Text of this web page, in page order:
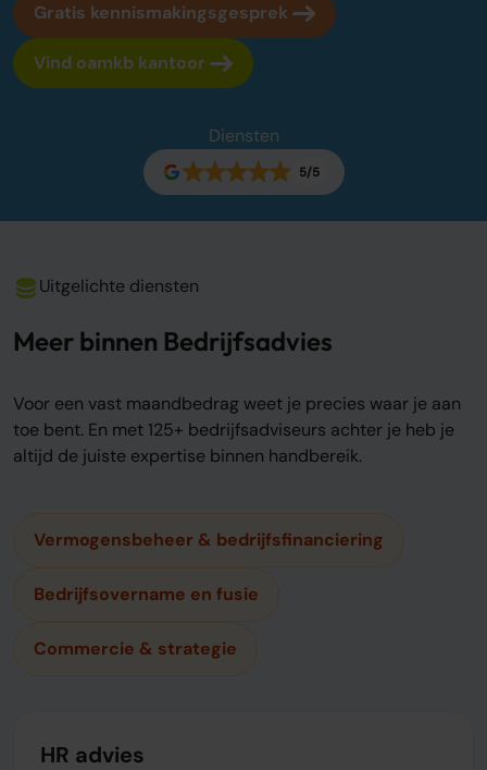
Gratis kennismakingsgesprek
Vind oamkb kantoor
Diensten
5/5
Uitgelichte diensten
Meer binnen Bedrijfsadvies
Voor een vast maandbedrag weet je precies waar je aan
toe bent. En met 125+ bedrijfsadviseurs achter je heb je
altijd de juiste expertise binnen handbereik.
Vermogensbeheer & bedrijfsfinanciering
Bedrijfsovername en fusie
Commercie & strategie
HR advies
Over oamkb
Over ons
Onze tarieven
Adviescentrum
Werken bij
Contact
Login